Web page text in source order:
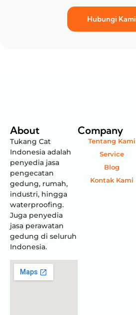
Hubungi Kami
About
Tukang Cat
Indonesia adalah
penyedia jasa
pengecatan
gedung, rumah,
industri, hingga
waterproofing.
Juga penyedia
jasa perawatan
gedung di seluruh
Indonesia.
Company
Tentang Kami
Service
Blog
Kontak Kami